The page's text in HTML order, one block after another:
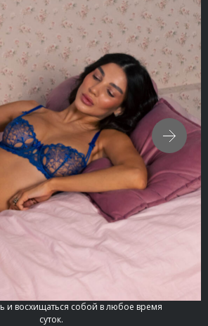
и восхищаться собой в любое время
суток.